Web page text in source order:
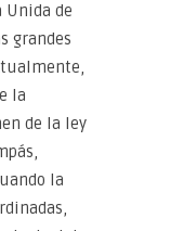
Unida de
grandes
la
de la ley
la